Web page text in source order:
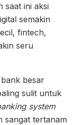
saat ini aksi
semakin
fintech,
seru
besar
sulit untuk
system
sangat tertanam